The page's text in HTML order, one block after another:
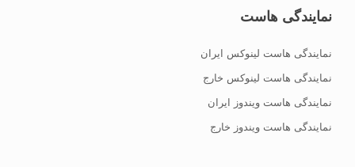
نمایندگی هاست
نمایندگی هاست لینوکس ایران
نمایندگی هاست لینوکس خارج
نمایندگی هاست ویندوز ایران
نمایندگی هاست ویندوز خارج